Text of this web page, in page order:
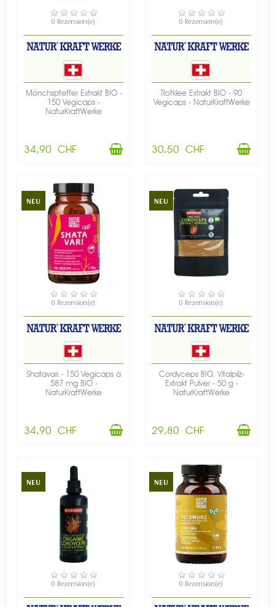
VERFÜGBAR
0 Rezension(e)
Mönchspfeffer Extrakt BIO -
150 Vegicaps -
NaturKraftWerke
34,90 CHF
VERFÜGBAR
0 Rezension(e)
Rotklee Extrakt BIO - 90
Vegicaps - NaturKraftWerke
30,50 CHF
NEU
VERFÜGBAR
0 Rezension(e)
Shatavari - 150 Vegicaps à
587 mg BIO -
NaturKraftWerke
34,90 CHF
NEU
VERFÜGBAR
0 Rezension(e)
Cordyceps BIO, Vitalpilz-
Extrakt Pulver - 50 g -
NaturKraftWerke
29,80 CHF
NEU
VERFÜGBAR
0 Rezension(e)
NEU
VERFÜGBAR
0 Rezension(e)